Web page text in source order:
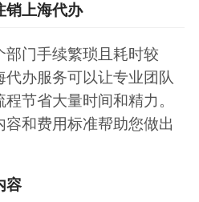
销上海代办
门手续繁琐且耗时较
办服务可以让专业团队
节省大量时间和精力。
和费用标准帮助您做出
容